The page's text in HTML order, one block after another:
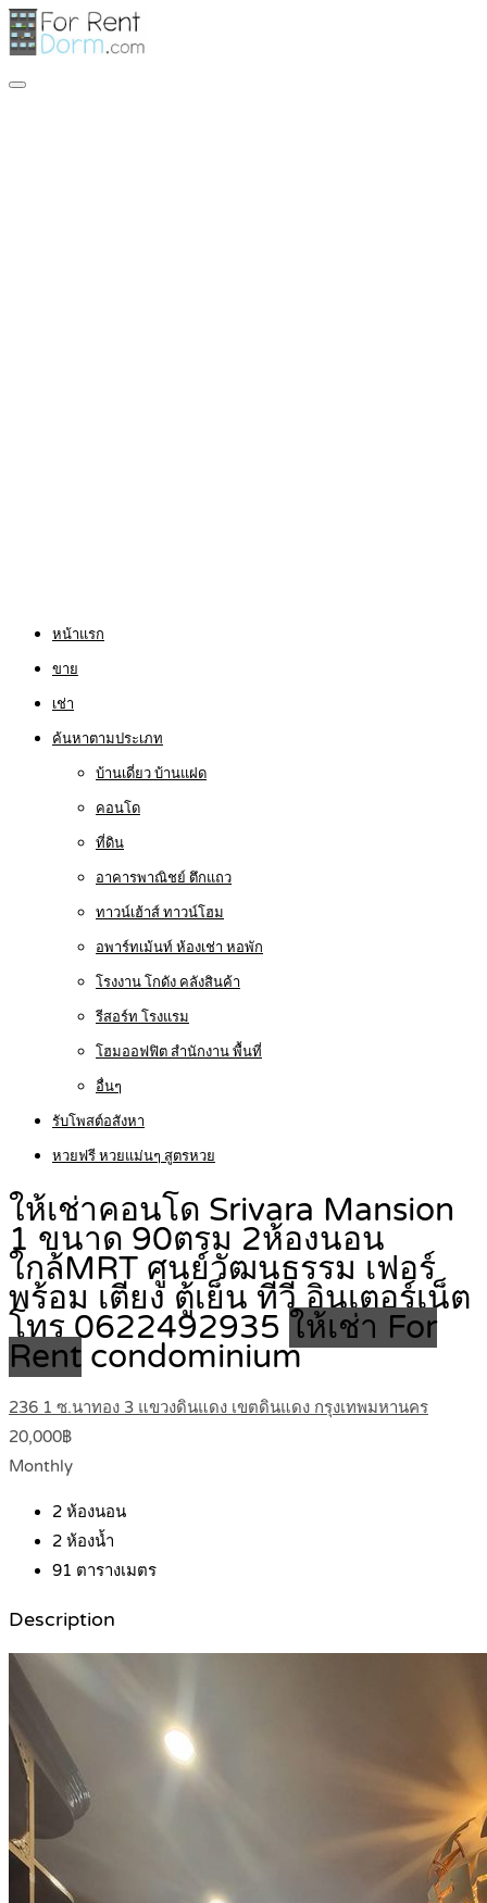
หน้าแรก
ขาย
เช่า
ค้นหาตามประเภท
บ้านเดี่ยว บ้านแฝด
คอนโด
ที่ดิน
อาคารพาณิชย์ ตึกแถว
ทาวน์เฮ้าส์ ทาวน์โฮม
อพาร์ทเม้นท์ ห้องเช่า หอพัก
โรงงาน โกดัง คลังสินค้า
รีสอร์ท โรงแรม
โฮมออฟฟิต สำนักงาน พื้นที่
อื่นๆ
รับโพสต์อสังหา
หวยฟรี หวยแม่นๆ สูตรหวย
ให้เช่าคอนโด Srivara Mansion
1 ขนาด 90ตรม 2ห้องนอน
ใกล้MRT ศูนย์วัฒนธรรม เฟอร์
พร้อม เตียง ตู้เย็น ทีวี อินเตอร์เน็ต
โทร 0622492935 ให้เช่า For
Rent condominium
236 1 ซ.นาทอง 3 แขวงดินแดง เขตดินแดง กรุงเทพมหานคร
20,000฿
Monthly
2 ห้องนอน
2 ห้องน้ำ
91 ตารางเมตร
Description